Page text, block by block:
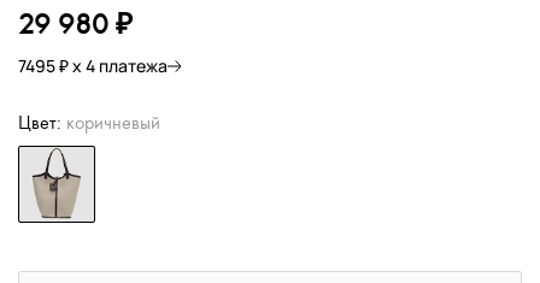
29 980 ₽
7495 ₽ х 4 платежа
Цвет: коричневый